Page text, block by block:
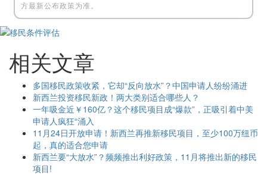
方最新公布政策为准。
相关文章
多国移民政策收紧，它却“反向放水”？中国申请人纷纷涌进
新西兰投资移民新政！两大类别适合哪些人？
一年吸金近￥160亿？这个移民项目成“爆款”，正吸引着中美
申请人疯狂“涌入
11月24日开放申请！新西兰再推新移民项目，至少100万纽币
起，真的适合您申请
新西兰要“大放水”？频频推出利好政策，11月将推出新的移民
项目!